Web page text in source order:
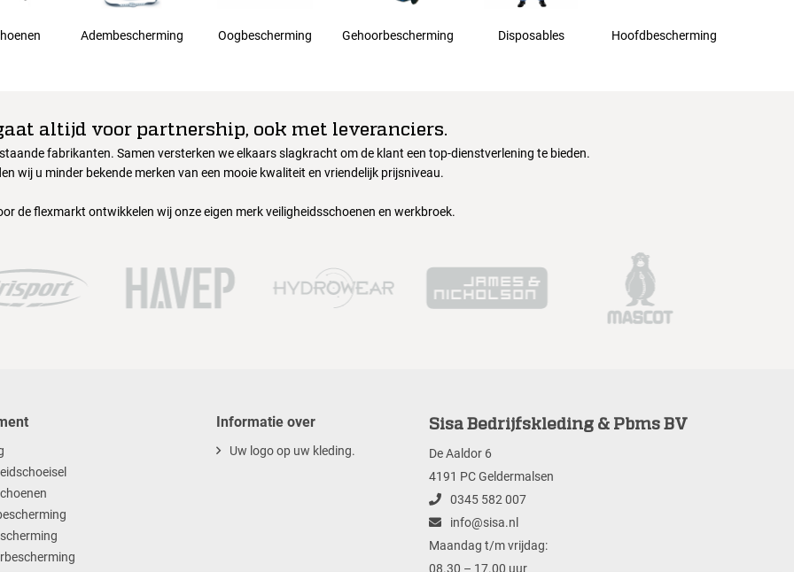
Adembescherming Oogbescherming Gehoorbescherming Disposables Hoofdbescherming
altijd voor partnership, ook met leveranciers.
fabrikanten. Samen versterken we elkaars slagkracht om de klant een top-dienstverlening te bieden.
wij u minder bekende merken van een mooie kwaliteit en vriendelijk prijsniveau.
de flexmarkt ontwikkelen wij onze eigen merk veiligheidsschoenen en werkbroek.
Informatie over
Uw logo op uw kleding.
Sisa Bedrijfskleding & Pbms BV
De Aaldor 6
4191 PC Geldermalsen
0345 582 007
info@sisa.nl
Maandag t/m vrijdag:
08.30 – 17.00 uur